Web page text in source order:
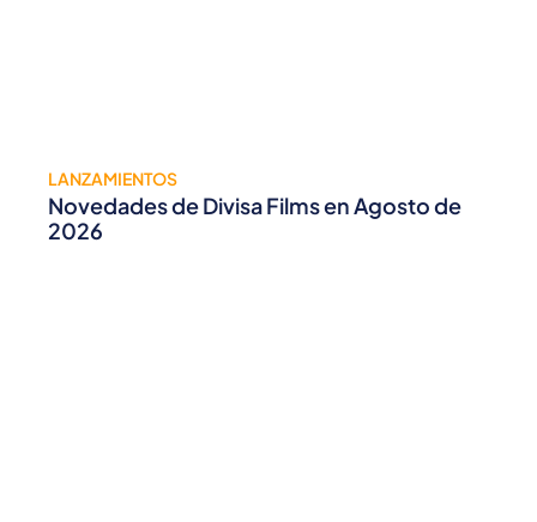
LANZAMIENTOS
Novedades de Divisa Films en Agosto de
2026